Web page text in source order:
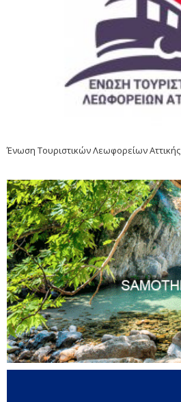
Ένωση Τουριστικών Λεωφορείων Αττικής